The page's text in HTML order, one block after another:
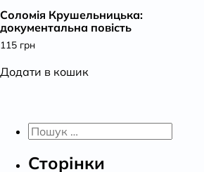
Соломія Крушельницька:
документальна повість
115 грн
Додати в кошик
Пошук:
Сторінки